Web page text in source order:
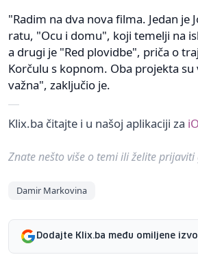
"Radim na dva nova filma. Jedan je
ratu, "Ocu i domu", koji temelji na
a drugi je "Red plovidbe", priča o
Korčulu s kopnom. Oba projekta su
važna", zaključio je.
Klix.ba čitajte i u našoj aplikaciji za
Znate nešto više o temi ili želite prijaviti
Damir Markovina
Dodajte Klix.ba među omiljene